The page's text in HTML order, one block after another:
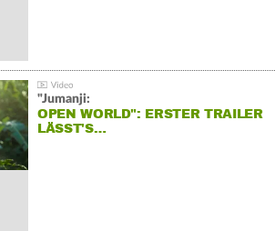
"Jumanji:
OPEN WORLD": ERSTER TRAILER
LÄSST'S…